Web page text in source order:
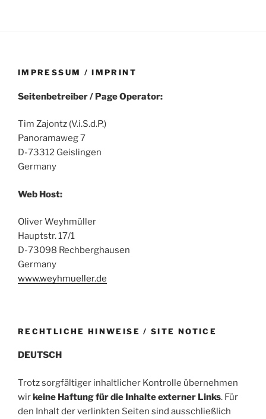
IMPRESSUM / IMPRINT
Seitenbetreiber / Page Operator:
Tim Zajontz (V.i.S.d.P.)
Panoramaweg 7
D-73312 Geislingen
Germany
Web Host:
Oliver Weyhmüller
Hauptstr. 17/1
D-73098 Rechberghausen
Germany
www.weyhmueller.de
RECHTLICHE HINWEISE / SITE NOTICE
DEUTSCH
Trotz sorgfältiger inhaltlicher Kontrolle übernehmen
wirkeine Haftung für die Inhalte externer Links. Für
den Inhalt der verlinkten Seiten sind ausschließlich